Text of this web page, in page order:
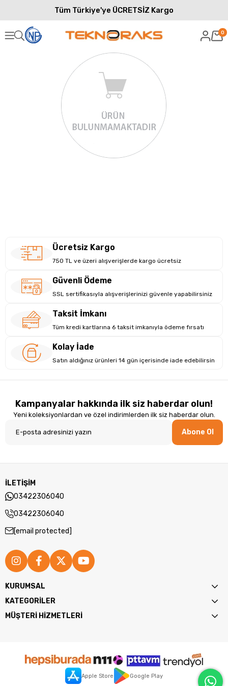
Tüm Türkiye'ye ÜCRETSİZ Kargo
0
Ücretsiz Kargo
750 TL ve üzeri alışverişlerde kargo ücretsiz
Güvenli Ödeme
SSL sertifikasıyla alışverişlerinizi güvenle yapabilirsiniz
Taksit İmkanı
Tüm kredi kartlarına 6 taksit imkanıyla ödeme fırsatı
Kolay İade
Satın aldığınız ürünleri 14 gün içerisinde iade edebilirsin
Kampanyalar hakkında ilk siz haberdar olun!
Yeni koleksiyonlardan ve özel indirimlerden ilk siz haberdar olun.
Abone Ol
İLETİŞİM
03422306040
03422306040
[email protected]
KURUMSAL
KATEGORİLER
MÜŞTERİ HİZMETLERİ
Apple Store Google Play